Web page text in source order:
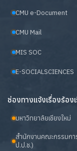
CMU e-Document
CMU Mail
MIS SOC
E-SOCIALSCIENCES
ช่องทางแจ้งเรื่องร้อง
มหาวิทยาลัยเชียงใหม่
สำนักงานคณะกรรมกา
ป.ป.ช.)